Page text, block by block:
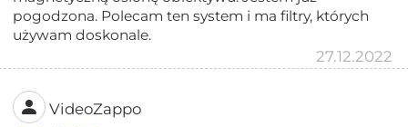
pogodzona. Polecam ten system i ma filtry, których
używam doskonale.
27.12.2022
VideoZappo